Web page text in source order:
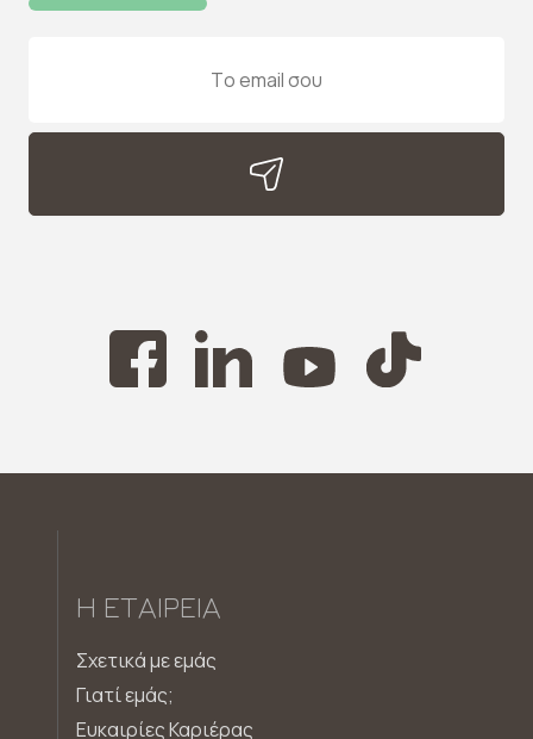
Η ΕΤΑΙΡΕΊΑ
Σχετικά με εμάς
Γιατί εμάς;
Ευκαιρίες Καριέρας